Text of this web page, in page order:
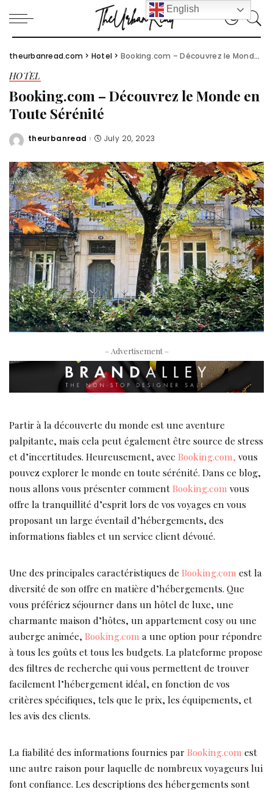
theurbanread.com > Hotel > Booking.com – Découvrez le Monde en Toute Sérénité
HOTEL
Booking.com – Découvrez le Monde en
Toute Sérénité
Posted
theurbanread July 20, 2023
– Advertisement –
Partir à la découverte du monde est une aventure
palpitante, mais cela peut également être source de stress
et d’incertitudes. Heureusement, avec Booking.com, vous
pouvez explorer le monde en toute sérénité. Dans ce blog,
nous allons vous présenter commentBooking.com vous
offre la tranquillité d’esprit lors de vos voyages en vous
proposant un large éventail d’hébergements, des
informations fiables et un service client dévoué.
Une des principales caractéristiques de Booking.com est la
diversité de son offre en matière d’hébergements. Que
vous préfériez séjourner dans un hôtel de luxe, une
charmante maison d’hôtes, un appartement cosy ou une
auberge animée, Booking.com a une option pour répondre
à tous les goûts et tous les budgets. La plateforme propose
des filtres de recherche qui vous permettent de trouver
facilement l’hébergement idéal, en fonction de vos
critères spécifiques, tels que le prix, les équipements, et
les avis des clients.
La fiabilité des informations fournies par Booking.com est
une autre raison pour laquelle de nombreux voyageurs lui
font confiance. Les descriptions des hébergements sont
English